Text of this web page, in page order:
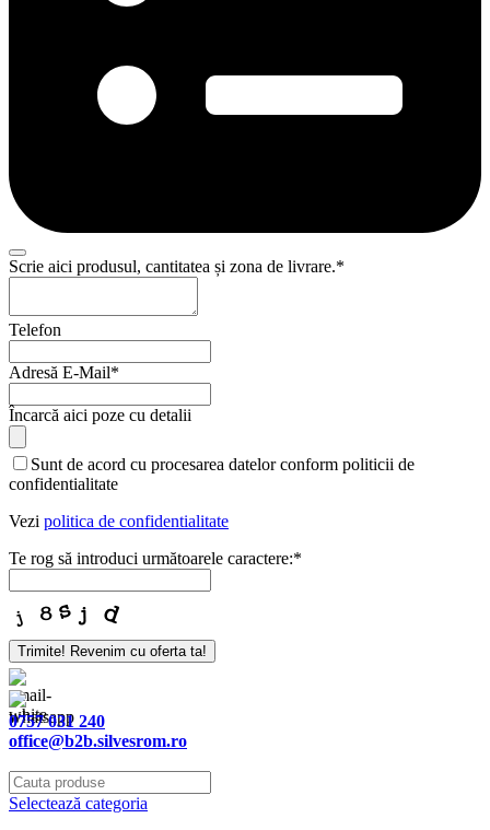
Scrie aici produsul, cantitatea și zona de livrare.*
Telefon
Adresă E-Mail*
Încarcă aici poze cu detalii
Sunt de acord cu procesarea datelor conform politicii de
confidentialitate
Vezi politica de confidentialitate
Te rog să introduci următoarele caractere:*
Website
URL*
Trimite! Revenim cu oferta ta!
0757 031 240
office@b2b.silvesrom.ro
Selectează categoria